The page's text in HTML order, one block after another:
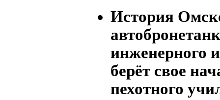
История
инженерного
берёт свое
пехотного